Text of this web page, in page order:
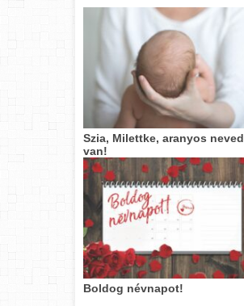
Szia, Milettke, aranyos neved
van!
Boldog névnapot!